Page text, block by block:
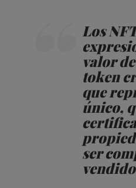
Los
valor
token
que
único,
ser
vendido